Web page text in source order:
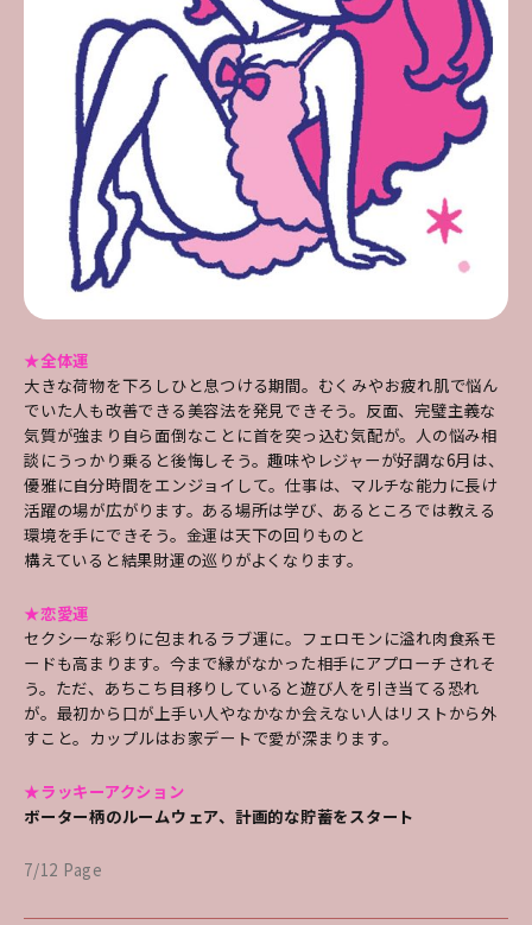
★全体運
大きな荷物を下ろしひと息つける期間。むくみやお疲れ肌で悩ん
でいた人も改善できる美容法を発見できそう。反面、完璧主義な
気質が強まり自ら面倒なことに首を突っ込む気配が。人の悩み相
談にうっかり乗ると後悔しそう。趣味やレジャーが好調な6月は、
優雅に自分時間をエンジョイして。仕事は、マルチな能力に長け
活躍の場が広がります。ある場所は学び、あるところでは教える
環境を手にできそう。金運は天下の回りものと
構えていると結果財運の巡りがよくなります。
★恋愛運
セクシーな彩りに包まれるラブ運に。フェロモンに溢れ肉食系モ
ードも高まります。今まで縁がなかった相手にアプローチされそ
う。ただ、あちこち目移りしていると遊び人を引き当てる恐れ
が。最初から口が上手い人やなかなか会えない人はリストから外
すこと。カップルはお家デートで愛が深まります。
★ラッキーアクション
ボーター柄のルームウェア、計画的な貯蓄をスタート
7/12 Page